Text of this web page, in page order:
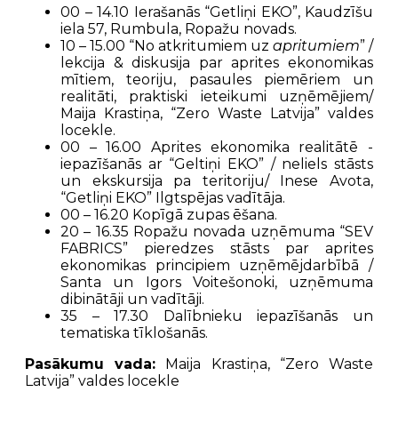
00 – 14.10 Ierašanās “Getliņi EKO”, Kaudzīšu
iela 57, Rumbula, Ropažu novads.
10 – 15.00 “No atkritumiem uz apritumiem” /
lekcija & diskusija par aprites ekonomikas
mītiem, teoriju, pasaules piemēriem un
realitāti, praktiski ieteikumi uzņēmējiem/
Maija Krastiņa, “Zero Waste Latvija” valdes
locekle.
00 – 16.00 Aprites ekonomika realitātē -
iepazīšanās ar “Geltiņi EKO” / neliels stāsts
un ekskursija pa teritoriju/ Inese Avota,
“Getliņi EKO” Ilgtspējas vadītāja.
00 – 16.20 Kopīgā zupas ēšana.
20 – 16.35 Ropažu novada uzņēmuma “SEV
FABRICS” pieredzes stāsts par aprites
ekonomikas principiem uzņēmējdarbībā /
Santa un Igors Voitešonoki, uzņēmuma
dibinātāji un vadītāji.
35 – 17.30 Dalībnieku iepazīšanās un
tematiska tīklošanās.
Pasākumu vada: Maija Krastiņa, “Zero Waste
Latvija” valdes locekle